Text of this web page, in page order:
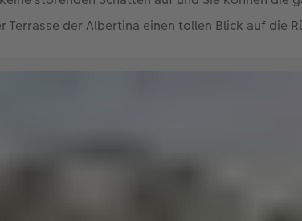
keine störenden Schatten auf und Sie können die